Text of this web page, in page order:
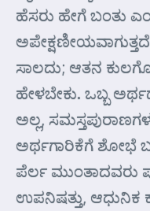
ಹೆಸರು ಹೇಗೆ ಬಂತು
ಸಾಲದು; ಆತನ
ಹೇಳಬೇಕು. ಒಬ್ಬ
ಅಲ್ಲ,
ಅರ್ಥಗಾರಿಕೆಗೆ ಶೋಭೆ
ಪೆರ್ಲ ಮುಂತಾದವರು
ಉಪನಿಷತ್ತು, ಆಧುನಿಕ